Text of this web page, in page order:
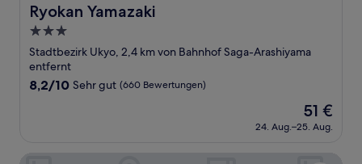
Ryokan Yamazaki
Ryokan Yamazaki
3.0-
Sterne-
Unterkunft
Stadtbezirk Ukyo, 2,4 km von Bahnhof Saga-Arashiyama
entfernt
8.2
(660
8,2/10 Sehr gut (660 Bewertungen)
Der
Preis
beträgt
51 €
24. Aug.–25. Aug.